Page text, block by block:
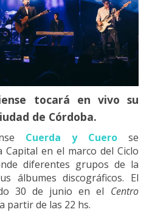
tocará en vivo su
de Córdoba.
Cuerda y Cuerose
en el marco del Ciclo
diferentes grupos de la
álbumes discográficos. El
30 de junio en el Centro
a partir de las 22 hs.